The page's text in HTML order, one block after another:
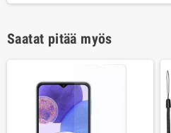
Saatat pitää myös